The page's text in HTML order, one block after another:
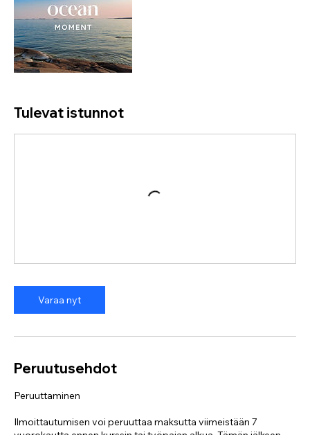
Tulevat istunnot
Varaa nyt
Peruutusehdot
Peruuttaminen
Ilmoittautumisen voi peruuttaa maksutta viimeistään 7